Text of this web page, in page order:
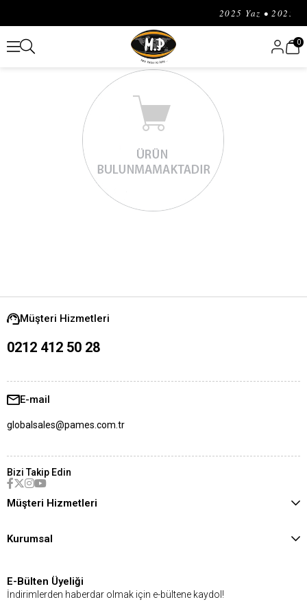
2025 Yaz • 2025
0
Müşteri Hizmetleri
0212 412 50 28
E-mail
globalsales@pames.com.tr
Bizi Takip Edin
Müşteri Hizmetleri
Kurumsal
E-Bülten Üyeliği
İndirimlerden haberdar olmak için e-bültene kaydol!